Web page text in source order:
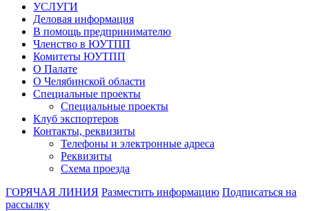
УСЛУГИ
Деловая информация
В помощь предпринимателю
Членство в ЮУТПП
Комитеты ЮУТПП
О Палате
О Челябинской области
Специальные проекты
Специальные проекты
Клуб экспортеров
Контакты, реквизиты
Телефоны и электронные адреса
Реквизиты
Схема проезда
ГОРЯЧАЯ ЛИНИЯ Разместить информацию Подписаться на
рассылку